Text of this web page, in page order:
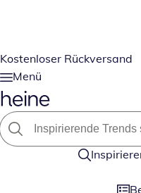
Kostenloser Rückversand
Menü